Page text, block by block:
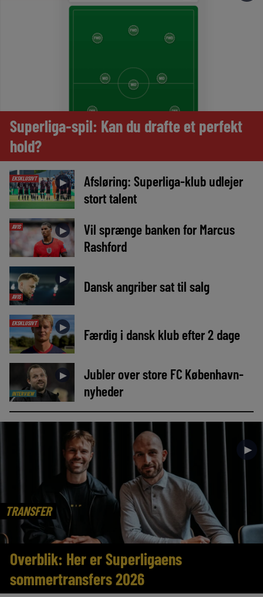
Superliga-spil: Kan du drafte et perfekt
hold?
EKSKLUSIVT ►
Afsløring: Superliga-klub udlejer
stort talent
AVIS ►
Vil sprænge banken for Marcus
Rashford
AVIS
► Dansk angriber sat til salg
EKSKLUSIVT ► Færdig i dansk klub efter 2 dage
INTERVIEW
►
Jubler over store FC København-
nyheder
TRANSFER
►
Overblik: Her er Superligaens
sommertransfers 2026